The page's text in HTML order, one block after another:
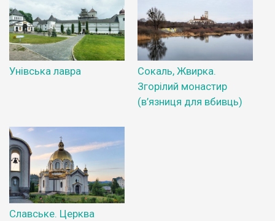
Унівська лавра
Сокаль, Жвирка.
Згорілий монастир
(в’язниця для вбивць)
Славське. Церква